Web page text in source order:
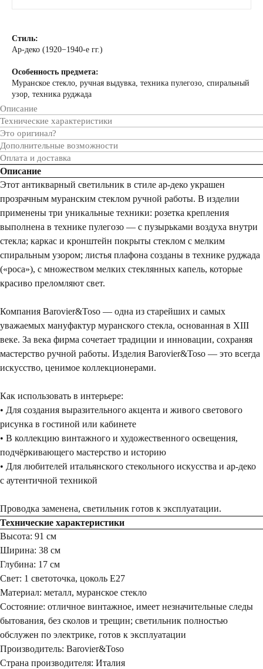
Стиль:
Ар-деко (1920−1940-е гг.)
Особенность предмета:
Муранское стекло, ручная выдувка, техника пулегозо, спиральный
узор, техника руджада
Описание
Технические характеристики
Это оригинал?
Дополнительные возможности
Оплата и доставка
Описание
Этот антикварный светильник в стиле ар-деко украшен
прозрачным муранским стеклом ручной работы. В изделии
применены три уникальные техники: розетка крепления
выполнена в технике пулегозо — с пузырьками воздуха внутри
стекла; каркас и кронштейн покрыты стеклом с мелким
спиральным узором; листья плафона созданы в технике руджада
(«роса»), с множеством мелких стеклянных капель, которые
красиво преломляют свет.
Компания Barovier&Toso — одна из старейших и самых
уважаемых мануфактур муранского стекла, основанная в XIII
веке. За века фирма сочетает традиции и инновации, сохраняя
мастерство ручной работы. Изделия Barovier&Toso — это всегда
искусство, ценимое коллекционерами.
Как использовать в интерьере:
• Для создания выразительного акцента и живого светового
рисунка в гостиной или кабинете
• В коллекцию винтажного и художественного освещения,
подчёркивающего мастерство и историю
• Для любителей итальянского стекольного искусства и ар-деко
с аутентичной техникой
Проводка заменена, светильник готов к эксплуатации.
Технические характеристики
Высота: 91 см
Ширина: 38 см
Глубина: 17 см
Свет: 1 светоточка, цоколь Е27
Материал: металл, муранское стекло
Состояние: отличное винтажное, имеет незначительные следы
бытования, без сколов и трещин; светильник полностью
обслужен по электрике, готов к эксплуатации
Производитель: Barovier&Toso
Страна производителя: Италия